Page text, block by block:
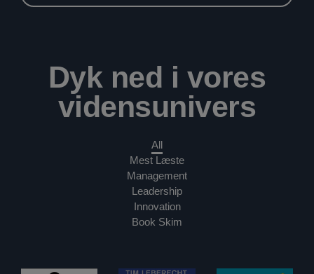
Dyk ned i vores
vidensunivers
All
Mest Læste
Management
Leadership
Innovation
Book Skim